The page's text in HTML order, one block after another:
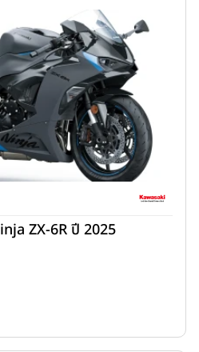
ZX-6R ปี 2025